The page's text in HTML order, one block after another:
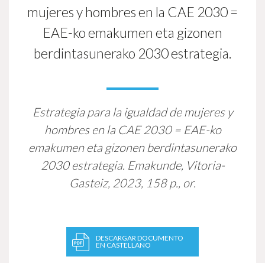
mujeres y hombres en la CAE 2030 =
EAE-ko emakumen eta gizonen
berdintasunerako 2030 estrategia.
Estrategia para la igualdad de mujeres y
hombres en la CAE 2030 = EAE-ko
emakumen eta gizonen berdintasunerako
2030 estrategia. Emakunde, Vitoria-
Gasteiz, 2023, 158 p., or.
DESCARGAR DOCUMENTO
EN CASTELLANO